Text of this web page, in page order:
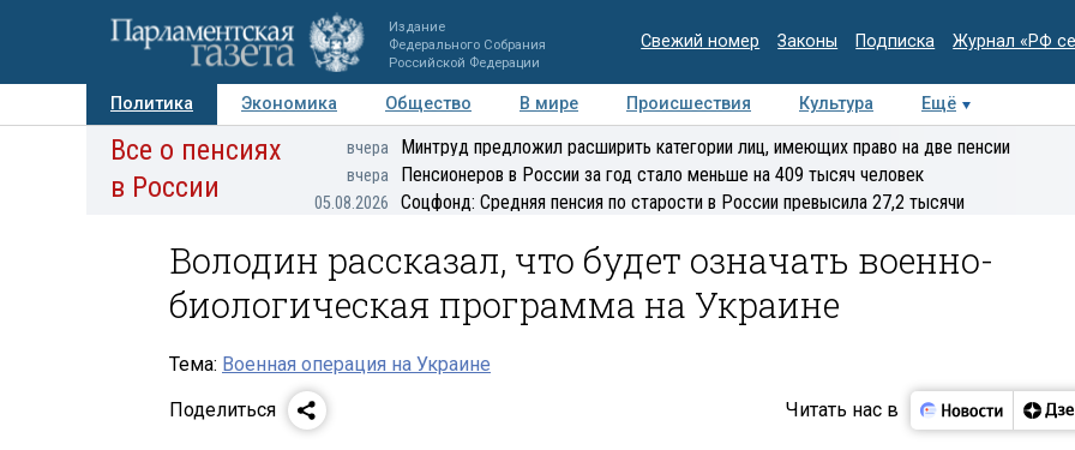
Издание
Федерального Собрания
Российской Федерации
Свежий номер Законы Подписка Журнал «РФ
Политика Экономика Общество В мире Происшествия Культура
Ещё
Авторы Персоны Мнения Регионы Медиацентр Интервью Колумнисты
Все о пенсиях
в России
вчера Минтруд предложил расширить категории лиц, имеющих право на две пенсии
вчера Пенсионеров в России за год стало меньше на 409 тысяч человек
05.08.2026 Соцфонд: Средняя пенсия по старости в России превысила 27,2 тысячи
Володин рассказал, что будет означать военно-
биологическая программа на Украине
Тема: Военная операция на Украине
Поделиться
Читать нас в